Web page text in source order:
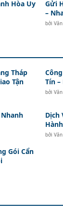
Hòa Uy
Gửi
–
bởi
Tháp
Tận
Tín –
bởi
Dịch
bởi
Gói Cẩn